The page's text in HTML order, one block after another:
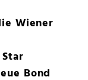
Wiener
Bond